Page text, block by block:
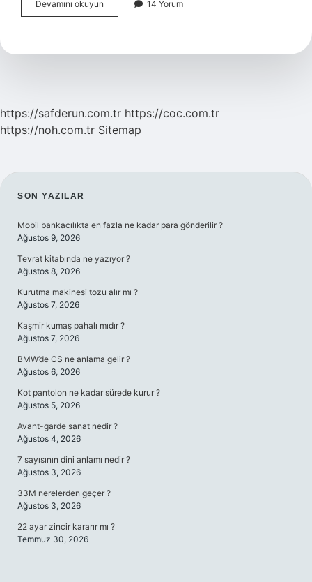
Devamını okuyun
Beyazıt
Ünvanı
14 Yorum
https://safderun.com.tr https://coc.com.tr
https://noh.com.tr Sitemap
SIDEBAR
SON YAZILAR
Mobil bankacılıkta en fazla ne kadar para gönderilir ?
Ağustos 9, 2026
Tevrat kitabında ne yazıyor ?
Ağustos 8, 2026
Kurutma makinesi tozu alır mı ?
Ağustos 7, 2026
Kaşmir kumaş pahalı mıdır ?
Ağustos 7, 2026
BMW’de CS ne anlama gelir ?
Ağustos 6, 2026
Kot pantolon ne kadar sürede kurur ?
Ağustos 5, 2026
Avant-garde sanat nedir ?
Ağustos 4, 2026
7 sayısının dini anlamı nedir ?
Ağustos 3, 2026
33M nerelerden geçer ?
Ağustos 3, 2026
22 ayar zincir kararır mı ?
Temmuz 30, 2026